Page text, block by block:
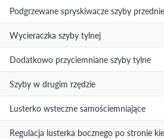
Podgrzewane spryskiwacze szyby
Wycieraczka szyby tylnej
Dodatkowo przyciemniane szyby tylne
Szyby w drugim rzędzie
Lusterko wsteczne samościemniające
Regulacja lusterka bocznego po stronie